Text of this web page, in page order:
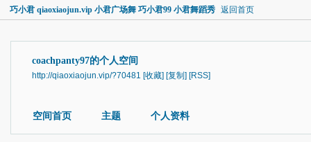
巧小君 qiaoxiaojun.vip 小君广场舞 巧小君99 小君舞蹈秀 返回首页
coachpanty97的个人空间
http://qiaoxiaojun.vip/?70481 [收藏] [复制] [RSS]
空间首页 主题 个人资料